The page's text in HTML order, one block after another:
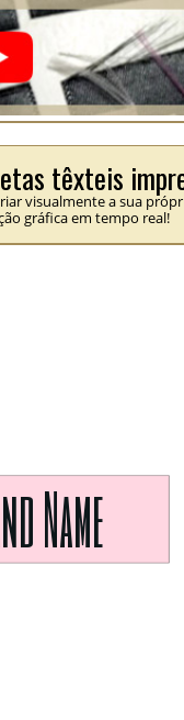
têxteis
visualmente a sua
gráfica em tempo real!